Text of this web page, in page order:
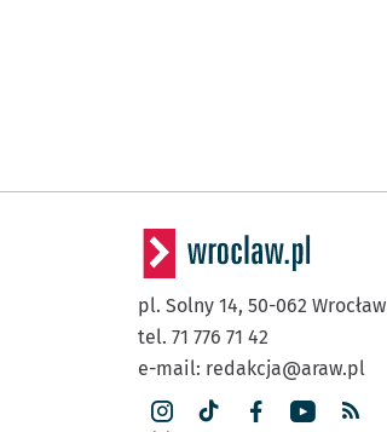
pl. Solny 14, 50-062 Wrocław
tel. 71 776 71 42
e-mail: redakcja@araw.pl